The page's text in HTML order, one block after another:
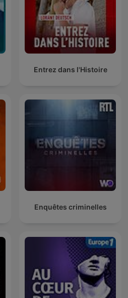
Entrez dans l'Histoire
Enquêtes criminelles